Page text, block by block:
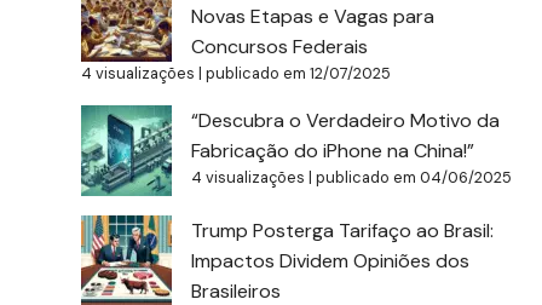
Novas Etapas e Vagas para
Concursos Federais
4 visualizações |publicado em 12/07/2025
“Descubra o Verdadeiro Motivo da
Fabricação do iPhone na China!”
4 visualizações |publicado em 04/06/2025
Trump Posterga Tarifaço ao Brasil:
Impactos Dividem Opiniões dos
Brasileiros